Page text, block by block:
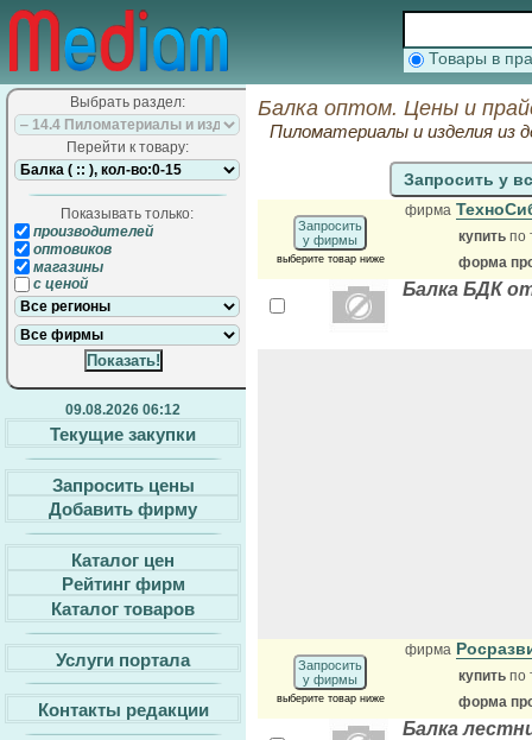
Товары в
Выбрать раздел:
Перейти к товару:
Показывать только:
производителей
оптовиков
магазины
с ценой
09.08.2026 06:12
Текущие закупки
Запросить цены
Добавить фирму
Каталог цен
Рейтинг фирм
Каталог товаров
Услуги портала
Контакты редакции
Балка оптом. Цены и
Пиломатериалы и изделия из
Запросить у
Запросить
у фирмы
выберите товар ниже
фирма
купить по
форма
Балка БДК
Запросить
у фирмы
выберите товар ниже
фирма
купить по
форма
Балка